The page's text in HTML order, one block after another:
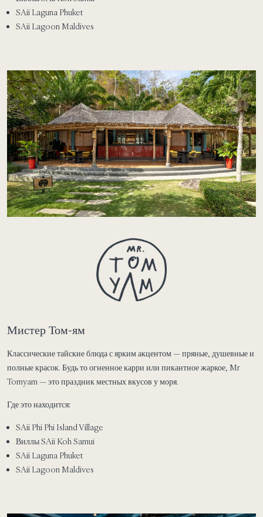
SAii Laguna Phuket
SAii Lagoon Maldives
Мистер Том-ям
Классические тайские блюда с ярким акцентом — пряные, душевные и
полные красок. Будь то огненное карри или пикантное жаркое, Mr
Tomyam — это праздник местных вкусов у моря.
Где это находится:
SAii Phi Phi Island Village
Виллы SAii Koh Samui
SAii Laguna Phuket
SAii Lagoon Maldives